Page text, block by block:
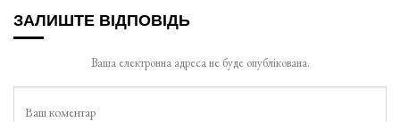
ЗАЛИШТЕ ВІДПОВІДЬ
Ваша електронна адреса не буде опублікована.